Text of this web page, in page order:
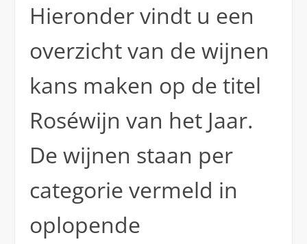
Hieronder vindt u een
overzicht van de wijnen
kans maken op de titel
Roséwijn van het Jaar.
De wijnen staan per
categorie vermeld in
oplopende